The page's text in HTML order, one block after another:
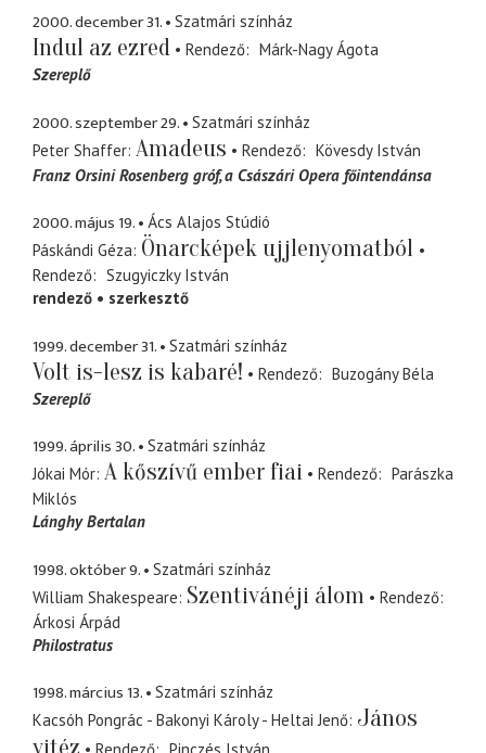
2000. december 31. Szatmári színház
Indul az ezred Rendező
Márk-Nagy Ágota
Szereplő
2000. szeptember 29.
Szatmári színház
Peter Shaffer Amadeus Rendező
Kövesdy István
Franz Orsini Rosenberg gróf a Császári Opera főintendánsa
2000. május 19.
Ács Alajos Stúdió
Páskándi Géza Önarcképek ujjlenyomatból
Rendező
Szugyiczky István
rendező
szerkesztő
1999. december 31. Szatmári színház
Volt is-lesz is kabaré! Rendező
Buzogány Béla
Szereplő
1999. április 30.
Szatmári színház
Jókai Mór A kőszívű ember fiai Rendező
Parászka
Miklós
Lánghy Bertalan
1998. október 9.
Szatmári színház
William Shakespeare Szentivánéji álom
Rendező
Árkosi Árpád
Philostratus
1998. március 13.
Szatmári színház
Kacsóh Pongrác - Bakonyi Károly - Heltai Jenő János